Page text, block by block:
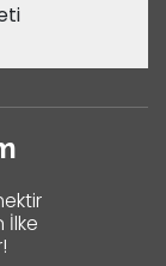
İlke